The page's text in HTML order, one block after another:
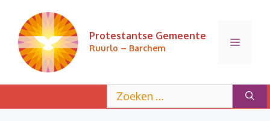
inhoud
Protestantse Gemeente
Ruurlo – Barchem
Menu
naar: